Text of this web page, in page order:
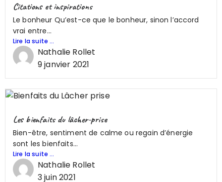
Citations et inspirations
Le bonheur Qu’est-ce que le bonheur, sinon l’accord
vrai entre...
Lire la suite ...
Nathalie Rollet
9 janvier 2021
Les bienfaits du lâcher-prise
Bien-être, sentiment de calme ou regain d’énergie
sont les bienfaits...
Lire la suite ...
Nathalie Rollet
3 juin 2021